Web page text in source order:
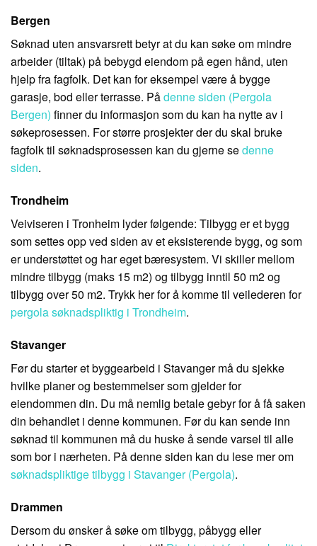
Bergen
Søknad uten ansvarsrett betyr at du kan søke om mindre
arbeider (tiltak) på bebygd eiendom på egen hånd, uten
hjelp fra fagfolk. Det kan for eksempel være å bygge
garasje, bod eller terrasse. Pådenne siden (Pergola
Bergen) finner du informasjon som du kan ha nytte av i
søkeprosessen. For større prosjekter der du skal bruke
fagfolk til søknadsprosessen kan du gjerne sedenne
siden.
Trondheim
Veiviseren i Tronheim lyder følgende: Tilbygg er et bygg
som settes opp ved siden av et eksisterende bygg, og som
er understøttet og har eget bæresystem. Vi skiller mellom
mindre tilbygg (maks 15 m2) og tilbygg inntil 50 m2 og
tilbygg over 50 m2. Trykk her for å komme til veilederen for
pergola søknadspliktig i Trondheim.
Stavanger
Før du starter et byggearbeid i Stavanger må du sjekke
hvilke planer og bestemmelser som gjelder for
eiendommen din. Du må nemlig betale gebyr for å få saken
din behandlet i denne kommunen. Før du kan sende inn
søknad til kommunen må du huske å sende varsel til alle
som bor i nærheten. På denne siden kan du lese mer om
søknadspliktige tilbygg i Stavanger (Pergola).
Drammen
Dersom du ønsker å søke om tilbygg, påbygg eller